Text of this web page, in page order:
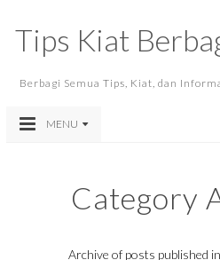
Tips Kiat
Berbagi Semua Tips, Kiat, dan
MENU
Category
Archive of posts published